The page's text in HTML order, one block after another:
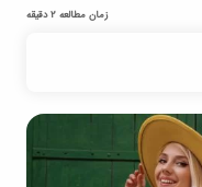
زمان مطالعه 2 دقیقه